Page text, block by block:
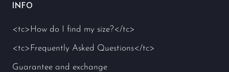
INFO
<tc>How do I find my size?</tc>
<tc>Frequently Asked Questions</tc>
Guarantee and exchange